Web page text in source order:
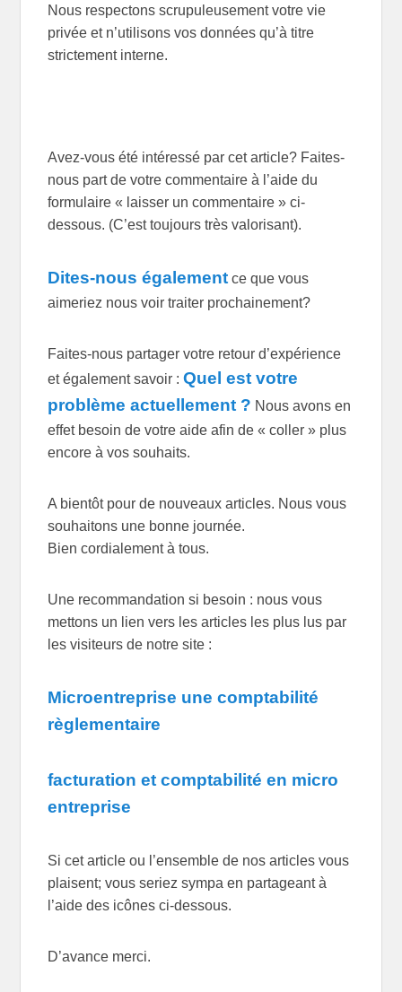
Nous respectons scrupuleusement votre vie
privée et n’utilisons vos données qu’à titre
strictement interne.
Avez-vous été intéressé par cet article? Faites-
nous part de votre commentaire à l’aide du
formulaire « laisser un commentaire » ci-
dessous. (C’est toujours très valorisant).
Dites-nous également ce que vous
aimeriez nous voir traiter prochainement?
Faites-nous partager votre retour d’expérience
et également savoir :Quel est votre
problème actuellement ? Nous avons en
effet besoin de votre aide afin de « coller » plus
encore à vos souhaits.
A bientôt pour de nouveaux articles. Nous vous
souhaitons une bonne journée.
Bien cordialement à tous.
Une recommandation si besoin : nous vous
mettons un lien vers les articles les plus lus par
les visiteurs de notre site :
Microentreprise une comptabilité
règlementaire
facturation et comptabilité en micro
entreprise
Si cet article ou l’ensemble de nos articles vous
plaisent; vous seriez sympa en partageant à
l’aide des icônes ci-dessous.
D’avance merci.